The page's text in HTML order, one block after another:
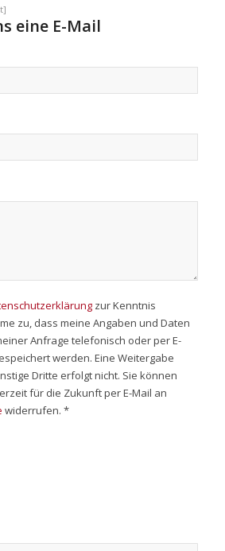
eine E-Mail
zur Kenntnis
zu, dass meine Angaben und Daten
Anfrage telefonisch oder per E-
werden. Eine Weitergabe
Dritte erfolgt nicht. Sie können
für die Zukunft per E-Mail an
widerrufen. *